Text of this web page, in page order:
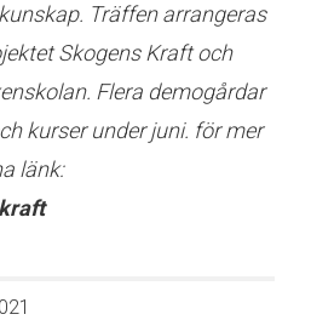
Träffen arrangeras
Skogens Kraft och
Flera demogårdar
kurser under juni. för mer
länk: